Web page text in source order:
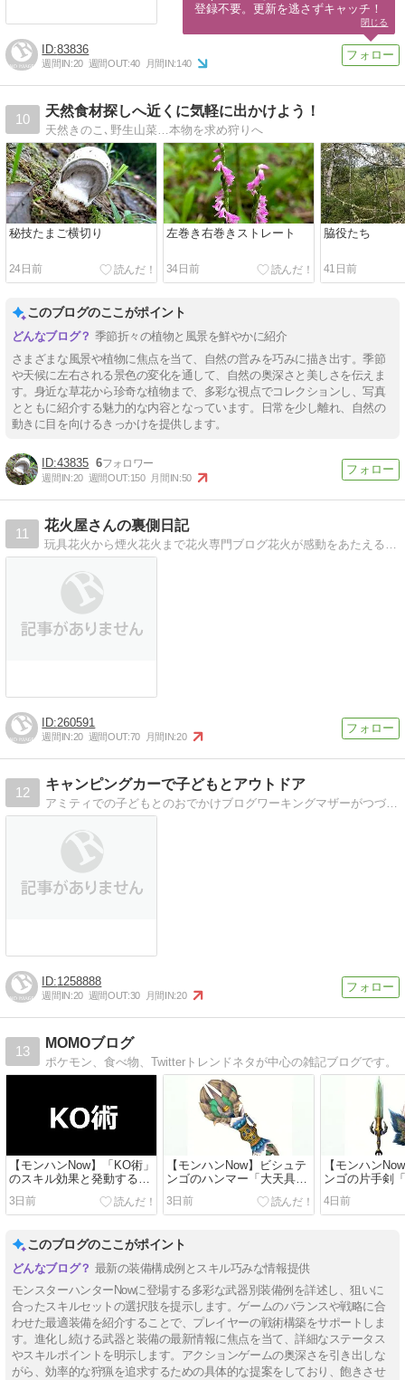
83836
週間IN:20 週間OUT:40 月間IN:140
10
天然食材探しへ近くに気軽に出かけよう！
天然きのこ､野生山菜…本物を求め狩りへ
秘技たまご横切り
24日前
左巻き右巻きストレート
34日前
脇役たち
41日前
このブログのここがポイント
季節折々の植物と風景を鮮やかに紹介
さまざまな風景や植物に焦点を当て、自然の営みを巧みに描き出す。季節
や天候に左右される景色の変化を通して、自然の奥深さと美しさを伝えま
す。身近な草花から珍奇な植物まで、多彩な視点でコレクションし、写真
とともに紹介する魅力的な内容となっています。日常を少し離れ、自然の
動きに目を向けるきっかけを提供します。
43835 6
週間IN:20 週間OUT:150 月間IN:50
11
花火屋さんの裏側日記
玩具花火から煙火花火まで花火専門ブログ花火が感動をあたえる理由を少しづつ解明します！
260591
週間IN:20 週間OUT:70 月間IN:20
12
キャンピングカーで子どもとアウトドア
アミティでの子どもとのおでかけブログワーキングマザーがつづる、キャンカー／アミティでのおでかけ＆アウトドアライフ
1258888
週間IN:20 週間OUT:30 月間IN:20
13
MOMOブログ
ポケモン、食べ物、Twitterトレンドネタが中心の雑記ブログです。
【モンハンNow】「KO術」
のスキル効果と発動する防
具 / 与えた気絶蓄積値に応
じたダメージを与える「ダ
3日前
【モンハンNow】ビシュテ
ンゴのハンマー「大天具・
鈷槌コンゴウ」に溜打・響
音強化やKO術などのスキ
3日前
【モンハン
ンゴの片手剣
剣フドウ」に
攻撃活性など
4日前
このブログのここがポイント
最新の装備構成例とスキル巧みな情報提供
モンスターハンターNowに登場する多彩な武器別装備例を詳述し、狙いに
合ったスキルセットの選択肢を提示します。ゲームのバランスや戦略に合
わせた最適装備を紹介することで、プレイヤーの戦術構築をサポートしま
す。進化し続ける武器と装備の最新情報に焦点を当て、詳細なステータス
やスキルポイントを明示します。アクションゲームの奥深さを引き出しな
がら、効率的な狩猟を追求するための具体的な提案をしており、飽きさせ
登録不要。更新を逃さずキャッチ！
閉じる